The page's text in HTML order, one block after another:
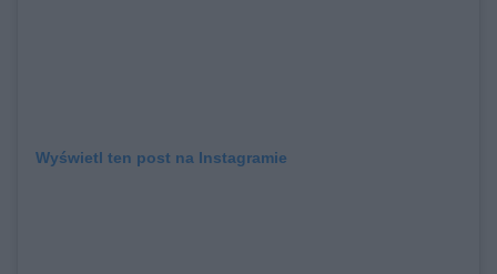
Wyświetl ten post na Instagramie